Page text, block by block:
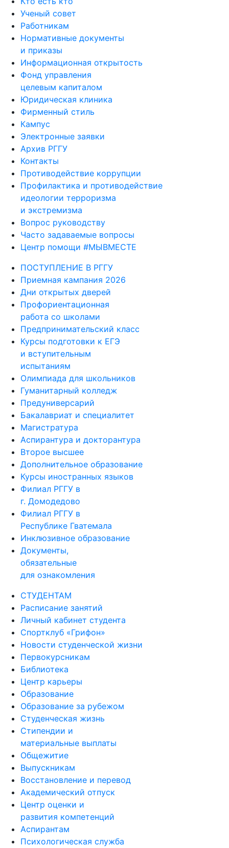
Ученый совет
Работникам
Нормативные документы
и приказы
Информационная открытость
Фонд управления
целевым капиталом
Юридическая клиника
Фирменный стиль
Кампус
Электронные заявки
Архив РГГУ
Контакты
Противодействие коррупции
Профилактика и противодействие
идеологии терроризма
и экстремизма
Вопрос руководству
Часто задаваемые вопросы
Центр помощи #МЫВМЕСТЕ
ПОСТУПЛЕНИЕ В РГГУ
Приемная кампания 2026
Дни открытых дверей
Профориентационная
работа со школами
Предпринимательский класс
Курсы подготовки к ЕГЭ
и вступительным
испытаниям
Олимпиада для школьников
Гуманитарный колледж
Предуниверсарий
Бакалавриат и специалитет
Магистратура
Аспирантура и докторантура
Второе высшее
Дополнительное образование
Курсы иностранных языков
Филиал РГГУ в
г. Домодедово
Филиал РГГУ в
Республике Гватемала
Инклюзивное образование
Документы,
обязательные
для ознакомления
СТУДЕНТАМ
Расписание занятий
Личный кабинет студента
Спортклуб «Грифон»
Новости студенческой жизни
Первокурсникам
Библиотека
Центр карьеры
Образование
Образование за рубежом
Студенческая жизнь
Стипендии и
материальные выплаты
Общежитие
Выпускникам
Восстановление и перевод
Академический отпуск
Центр оценки и
развития компетенций
Аспирантам
Психологическая служба